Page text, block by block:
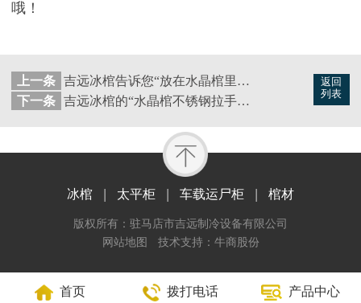
哦！
返回
列表
上一条
吉远冰棺告诉您“放在水晶棺里的尸体肚子膨胀”是什么原因？
下一条
吉远冰棺的“水晶棺不锈钢拉手”比较好
冰棺 太平柜 车载运尸柜 棺材
版权所有：驻马店市吉远制冷设备有限公司
网站地图
技术支持：牛商股份
首页 拨打电话 产品中心